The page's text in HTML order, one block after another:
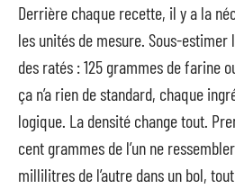
Derrière chaque recette, il y a la
les unités de mesure. Sous-estimer
des ratés : 125 grammes de farine
ça n’a rien de standard, chaque
logique. La densité change tout.
cent grammes de l’un ne
millilitres de l’autre dans un bol,